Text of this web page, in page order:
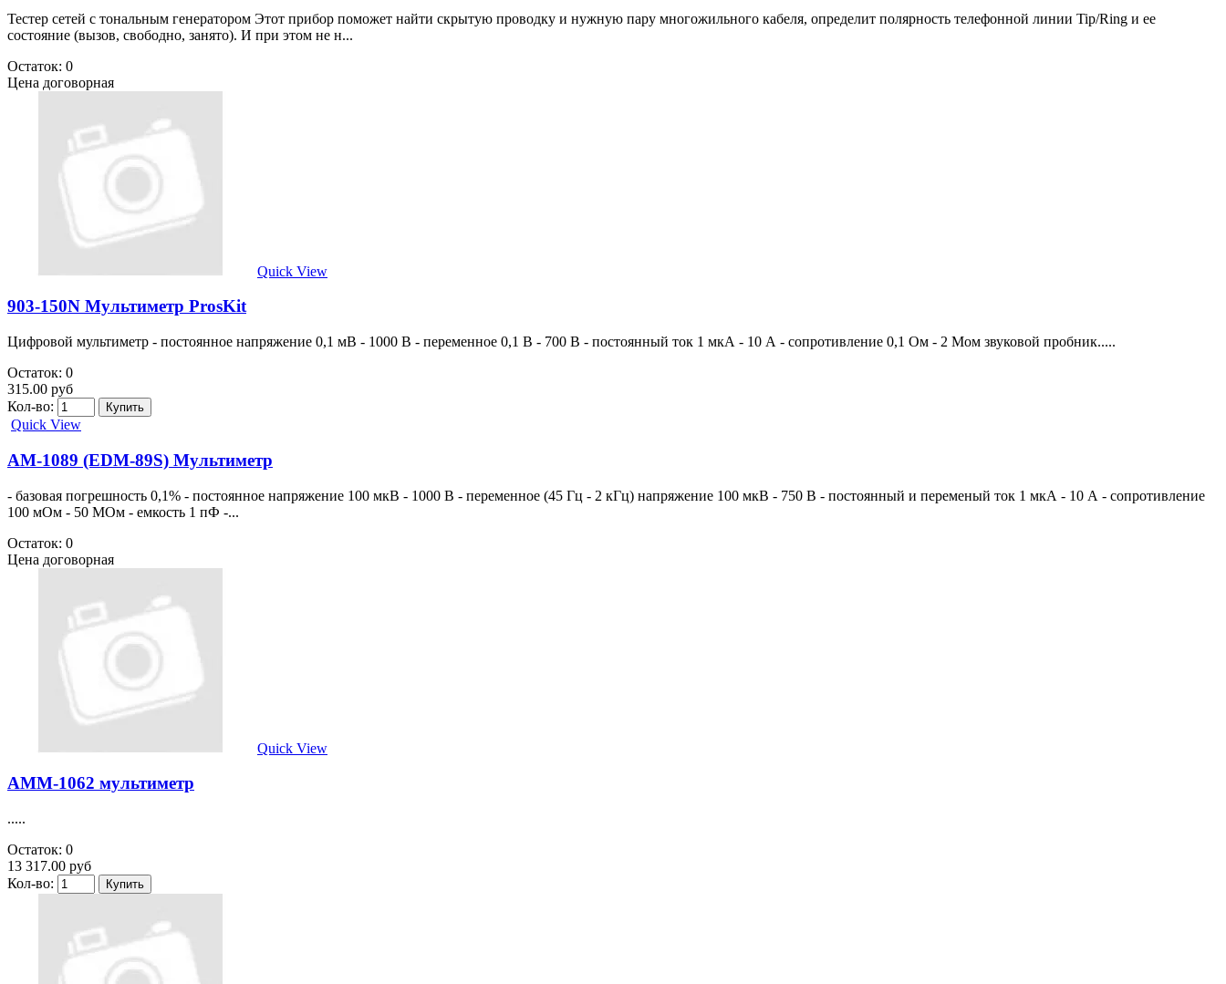
Тестер сетей с тональным генератором Этот прибор поможет найти скрытую проводку и нужную пару многожильного кабеля, определит полярность телефонной линии Tip/Ring и ее
состояние (вызов, свободно, занято). И при этом не н...
Остаток: 0
Цена договорная
Quick View
903-150N Мультиметр ProsKit
Цифровой мультиметр - постоянное напряжение 0,1 мВ - 1000 В - переменное 0,1 В - 700 В - постоянный ток 1 мкА - 10 А - сопротивление 0,1 Ом - 2 Мом звуковой пробник.....
Остаток: 0
315.00 руб
Кол-во:
Quick View
AM-1089 (EDM-89S) Мультиметр
- базовая погрешность 0,1% - постоянное напряжение 100 мкВ - 1000 В - переменное (45 Гц - 2 кГц) напряжение 100 мкВ - 750 В - постоянный и переменый ток 1 мкА - 10 А - сопротивление
100 мОм - 50 МОм - емкость 1 пФ -...
Остаток: 0
Цена договорная
Quick View
AMM-1062 мультиметр
.....
Остаток: 0
13 317.00 руб
Кол-во: